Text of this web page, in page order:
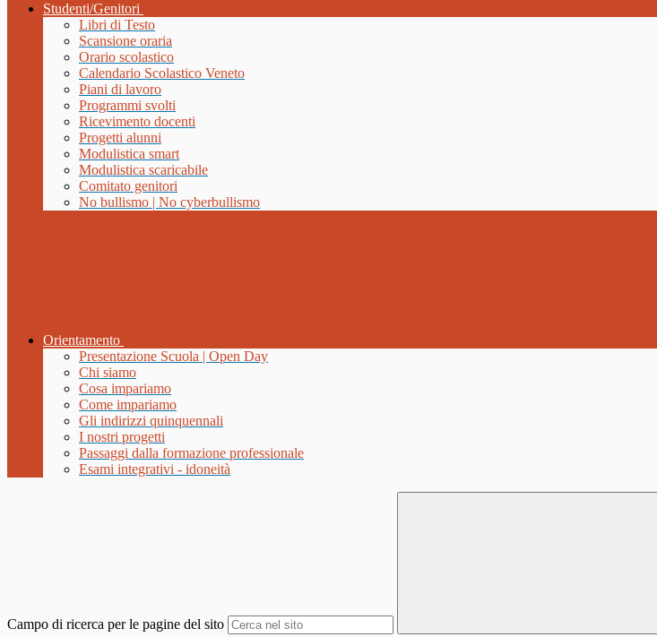
Studenti/Genitori
Libri di Testo
Scansione oraria
Orario scolastico
Calendario Scolastico Veneto
Piani di lavoro
Programmi svolti
Ricevimento docenti
Progetti alunni
Modulistica smart
Modulistica scaricabile
Comitato genitori
No bullismo | No cyberbullismo
Orientamento
Presentazione Scuola | Open Day
Chi siamo
Cosa impariamo
Come impariamo
Gli indirizzi quinquennali
I nostri progetti
Passaggi dalla formazione professionale
Esami integrativi - idoneità
Campo di ricerca per le pagine del sito